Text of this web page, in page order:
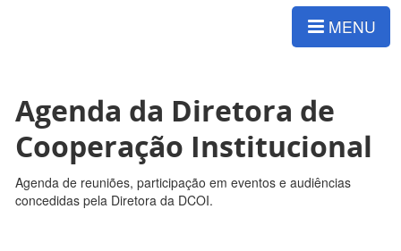
MENU
Agenda da Diretora de
Cooperação Institucional
Agenda de reuniões, participação em eventos e audiências
concedidas pela Diretora da DCOI.